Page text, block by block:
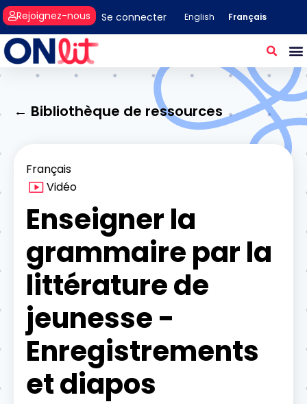
Se connecter
Rejoignez-nous English Français
← Bibliothèque de ressources
Français
Vidéo
Enseigner la
grammaire par la
littérature de
jeunesse -
Enregistrements
et diapos